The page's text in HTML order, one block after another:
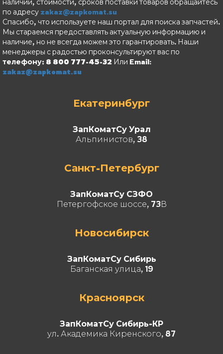
наличии, стоимости, сроков поставки товаров обращайтесь
по адресу zakaz@zapkomat.su
Спасибо, что используете наш портал для поиска запчастей.
Мы стараемся предоставлять актуальную информацию и
наличие, но не всегда можем это гарантировать. Наши
менеджеры с радостью проконсультируют вас по
телефону: 8 800 777-45-32 Или Email:
zakaz@zapkomat.su
Екатеринбург
ЗапКоматСу Урал
Альпинистов, 38
Санкт-Петербург
ЗапКоматСу СЗФО
Петергофское шоссе, 73В
Новосибирск
ЗапКоматСу Сибирь
Баганская улица, 19
Красноярск
ЗапКоматСу Сибирь-КР
ул. Академика Киренского, 87